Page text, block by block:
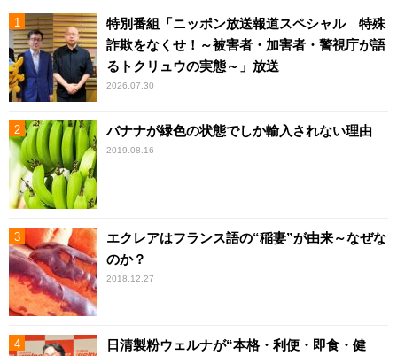
特別番組「ニッポン放送報道スペシャル 特殊
詐欺をなくせ！～被害者・加害者・警視庁が語
るトクリュウの実態～」放送
2026.07.30
バナナが緑色の状態でしか輸入されない理由
2019.08.16
エクレアはフランス語の“稲妻”が由来～なぜな
のか？
2018.12.27
日清製粉ウェルナが“本格・利便・即食・健